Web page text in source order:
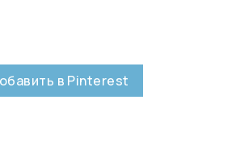
в Pinterest